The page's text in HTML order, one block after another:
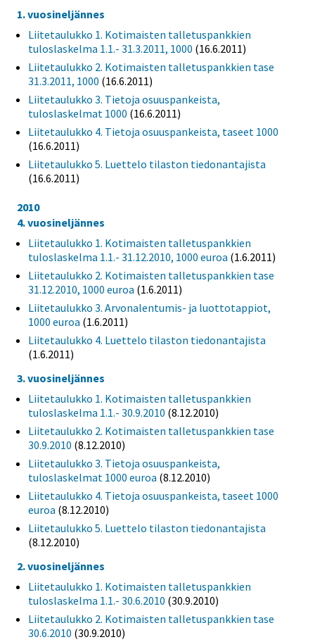
1. vuosineljännes
Liitetaulukko 1. Kotimaisten talletuspankkien
tuloslaskelma 1.1.- 31.3.2011, 1000 (16.6.2011)
Liitetaulukko 2. Kotimaisten talletuspankkien tase
31.3.2011, 1000 (16.6.2011)
Liitetaulukko 3. Tietoja osuuspankeista,
tuloslaskelmat 1000 (16.6.2011)
Liitetaulukko 4. Tietoja osuuspankeista, taseet 1000
(16.6.2011)
Liitetaulukko 5. Luettelo tilaston tiedonantajista
(16.6.2011)
2010
4. vuosineljännes
Liitetaulukko 1. Kotimaisten talletuspankkien
tuloslaskelma 1.1.- 31.12.2010, 1000 euroa (1.6.2011)
Liitetaulukko 2. Kotimaisten talletuspankkien tase
31.12.2010, 1000 euroa (1.6.2011)
Liitetaulukko 3. Arvonalentumis- ja luottotappiot,
1000 euroa (1.6.2011)
Liitetaulukko 4. Luettelo tilaston tiedonantajista
(1.6.2011)
3. vuosineljännes
Liitetaulukko 1. Kotimaisten talletuspankkien
tuloslaskelma 1.1.- 30.9.2010 (8.12.2010)
Liitetaulukko 2. Kotimaisten talletuspankkien tase
30.9.2010 (8.12.2010)
Liitetaulukko 3. Tietoja osuuspankeista,
tuloslaskelmat 1000 euroa (8.12.2010)
Liitetaulukko 4. Tietoja osuuspankeista, taseet 1000
euroa (8.12.2010)
Liitetaulukko 5. Luettelo tilaston tiedonantajista
(8.12.2010)
2. vuosineljännes
Liitetaulukko 1. Kotimaisten talletuspankkien
tuloslaskelma 1.1.- 30.6.2010 (30.9.2010)
Liitetaulukko 2. Kotimaisten talletuspankkien tase
30.6.2010 (30.9.2010)